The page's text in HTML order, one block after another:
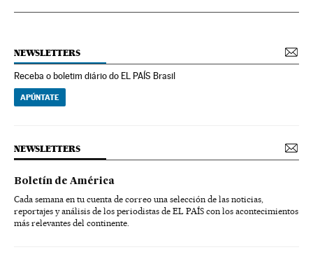
NEWSLETTERS
Receba o boletim diário do EL PAÍS Brasil
APÚNTATE
NEWSLETTERS
Boletín de América
Cada semana en tu cuenta de correo una selección de las noticias,
reportajes y análisis de los periodistas de EL PAÍS con los acontecimientos
más relevantes del continente.